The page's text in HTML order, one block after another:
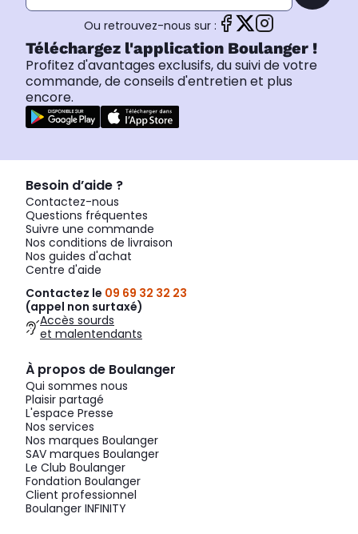
Ou retrouvez-nous sur :
Téléchargez l'application Boulanger !
Profitez d'avantages exclusifs, du suivi de votre
commande, de conseils d'entretien et plus
encore.
Besoin d’aide ?
Contactez-nous
Questions fréquentes
Suivre une commande
Nos conditions de livraison
Nos guides d'achat
Centre d'aide
Contactez le 09 69 32 32 23
(appel non surtaxé)
Accès sourds
et malentendants
À propos de Boulanger
Qui sommes nous
Plaisir partagé
L'espace Presse
Nos services
Nos marques Boulanger
SAV marques Boulanger
Le Club Boulanger
Fondation Boulanger
Client professionnel
Boulanger INFINITY